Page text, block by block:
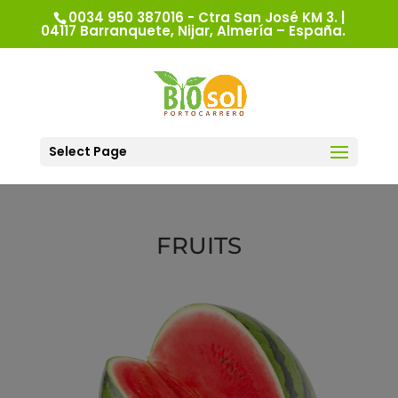
0034 950 387016 - Ctra San José KM 3. |
04117 Barranquete, Nijar, Almería – España.
Select Page
FRUITS